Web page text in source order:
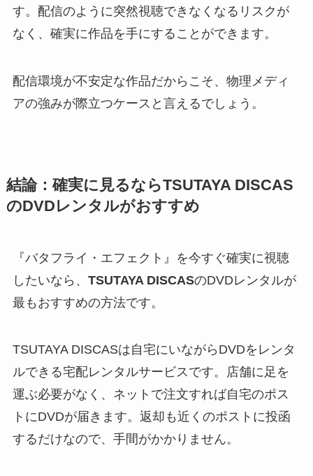
す。配信のように突然視聴できなくなるリスクが
なく、確実に作品を手にすることができます。
配信環境が不安定な作品だからこそ、物理メディ
アの強みが際立つケースと言えるでしょう。
結論：確実に見るならTSUTAYA DISCAS
のDVDレンタルがおすすめ
『バタフライ・エフェクト』を今すぐ確実に視聴
したいなら、 TSUTAYA DISCASのDVDレンタルが
最もおすすめの方法です。
TSUTAYA DISCASは自宅にいながらDVDをレンタ
ルできる宅配レンタルサービスです。店舗に足を
運ぶ必要がなく、ネットで注文すれば自宅のポス
トにDVDが届きます。返却も近くのポストに投函
するだけなので、手間がかかりません。